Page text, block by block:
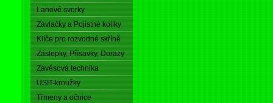
Lanové svorky
Závlačky a Pojistné kolíky
Klíče pro rozvodné skříně
Záslepky, Přísavky, Dorazy
Závěsová technika
USIT-kroužky
Třmeny a očnice